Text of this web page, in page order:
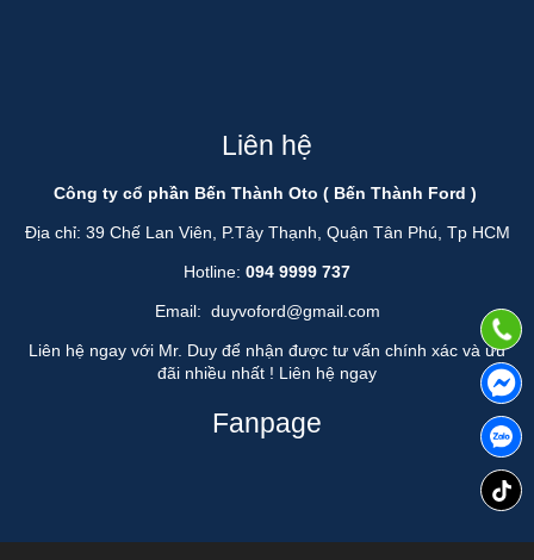
Liên hệ
Công ty cổ phần Bến Thành Oto ( Bến Thành Ford )
Địa chỉ: 39 Chế Lan Viên, P.Tây Thạnh, Quận Tân Phú, Tp HCM
Hotline: 094 9999 737
Email: duyvoford@gmail.com
Liên hệ ngay với Mr. Duy để nhận được tư vấn chính xác và ưu
đãi nhiều nhất ! Liên hệ ngay
Fanpage